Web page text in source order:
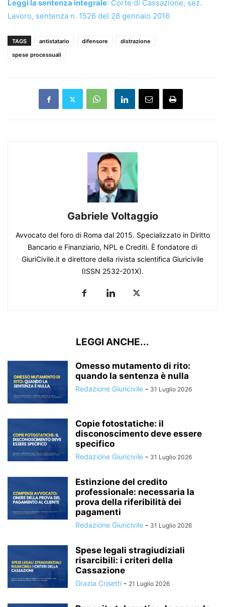
Leggi la sentenza integrale: Corte di Cassazione, sez.
Lavoro, sentenza n. 1526 del 28 gennaio 2016
TAGS antistatario difensore
distrazione
spese processuali
Gabriele Voltaggio
Avvocato del foro di Roma dal 2015. Specializzato in Diritto
Bancario e Finanziario, NPL e Crediti. È fondatore di
GiuriCivile.it e direttore della rivista scientifica Giuricivile
(ISSN 2532-201X).
LEGGI ANCHE...
Omesso mutamento di rito:
quando la sentenza è nulla
Redazione Giuricivile - 31 Luglio 2026
Copie fotostatiche: il
disconoscimento deve essere
specifico
Redazione Giuricivile - 31 Luglio 2026
Estinzione del credito
professionale: necessaria la
prova della riferibilità dei
pagamenti
Redazione Giuricivile - 31 Luglio 2026
Spese legali stragiudiziali
risarcibili: i criteri della
Cassazione
Grazia Crisetti - 21 Luglio 2026